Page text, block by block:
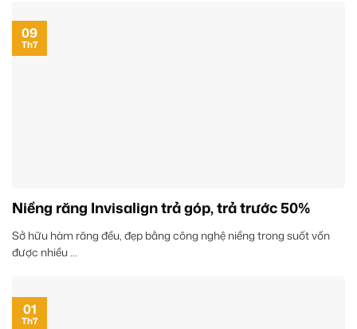
Niềng răng Invisalign trả góp, trả trước 50%
Sở hữu hàm răng đều, đẹp bằng công nghệ niềng trong suốt vốn
được nhiều ...
09
Th7
01
Th7